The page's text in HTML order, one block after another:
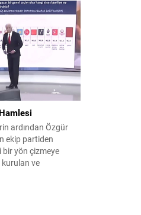
en somut
Mekke Ortak
ortak
barış, istikrar...
ardından Özgür
ekip partiden
bir yön çizmeye
kurulan ve